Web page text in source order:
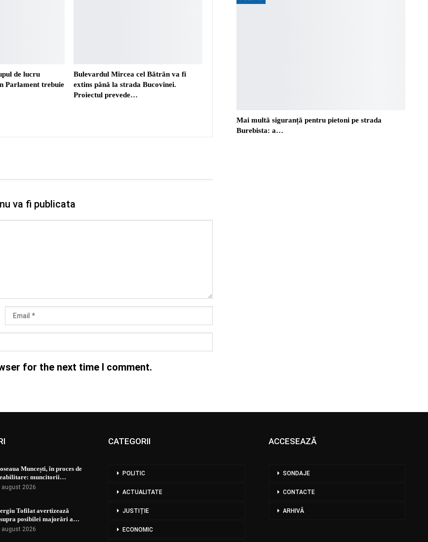
de lucru
Parlament trebuie
Bulevardul Mircea cel Bătrân va fi
extins până la strada Bucovinei.
Proiectul prevede…
va fi publicata
for the next time I comment.
Mai multă siguranță pentru pietoni pe strada
Burebista: a…
Muncești, în proces de
muncitorii…
august 2026
Tofilat avertizează
posibilei majorări a…
august 2026
CATEGORII
POLITIC
ACTUALITATE
JUSTIȚIE
ECONOMIC
ACCESEAZĂ
SONDAJE
CONTACTE
ARHIVĂ